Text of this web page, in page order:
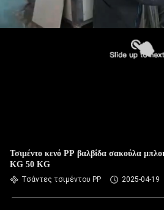
Τσιμέντο κενό PP βαλβίδα σακούλα
KG 50 KG
Τσάντες τσιμέντου PP 2025-04-19